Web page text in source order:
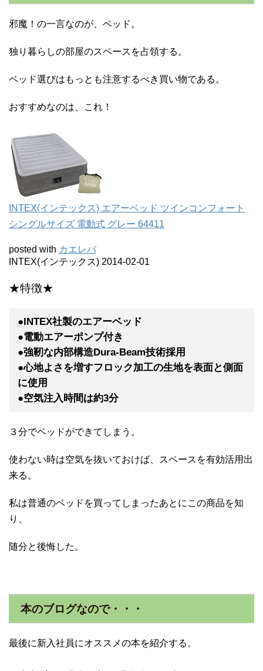
邪魔！の一言なのが、ベッド。
独り暮らしの部屋のスペースを占領する。
ベッド選びはもっとも注意するべき買い物である。
おすすめなのは、これ！
INTEX(インテックス) エアーベッド ツインコンフォート
シングルサイズ 電動式 グレー 64411
posted with カエレバ
INTEX(インテックス) 2014-02-01
★特徴★
●INTEX社製のエアーベッド
●電動エアーポンプ付き
●強靭な内部構造Dura-Beam技術採用
●心地よさを増すフロック加工の生地を表面と側面
に使用
●空気注入時間は約3分
３分でベッドができてしまう。
使わない時は空気を抜いておけば、スペースを有効活用出
来る。
私は普通のベッドを買ってしまったあとにこの商品を知
り、
随分と後悔した。
本のブログなので・・・
最後に新入社員にオススメの本を紹介する。